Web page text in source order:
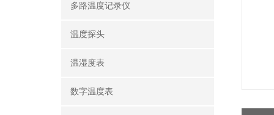
多路温度记录仪
温度探头
温湿度表
数字温度表